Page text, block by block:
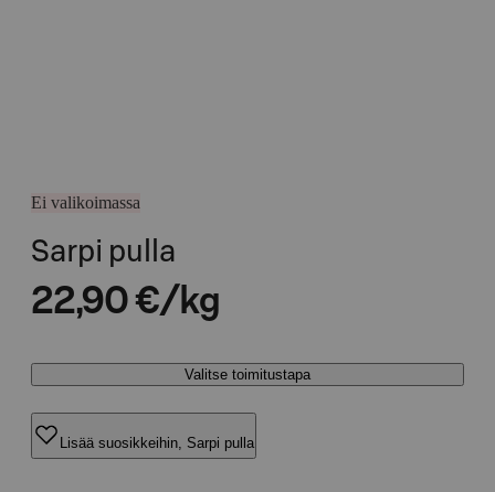
Ei valikoimassa
Sarpi pulla
22,90 €/kg
Valitse toimitustapa
Lisää suosikkeihin, Sarpi pulla